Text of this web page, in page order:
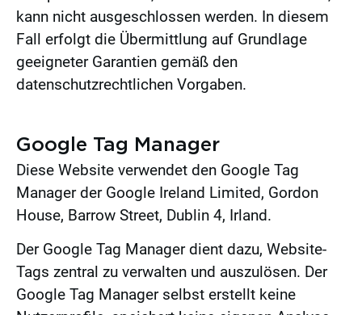
kann nicht ausgeschlossen werden. In diesem
Fall erfolgt die Übermittlung auf Grundlage
geeigneter Garantien gemäß den
datenschutzrechtlichen Vorgaben.
Google Tag Manager
Diese Website verwendet den Google Tag
Manager der Google Ireland Limited, Gordon
House, Barrow Street, Dublin 4, Irland.
Der Google Tag Manager dient dazu, Website-
Tags zentral zu verwalten und auszulösen. Der
Google Tag Manager selbst erstellt keine